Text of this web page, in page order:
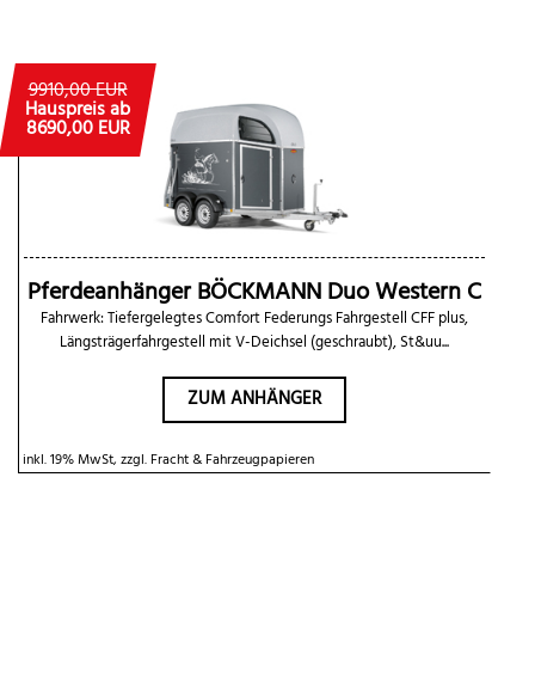
9910,00 EUR
Hauspreis ab
8690,00 EUR
Pferdeanhänger BÖCKMANN Duo Western C
Fahrwerk: Tiefergelegtes Comfort Federungs Fahrgestell CFF plus,
Längsträgerfahrgestell mit V-Deichsel (geschraubt), St&uu...
ZUM ANHÄNGER
inkl. 19% MwSt, zzgl. Fracht & Fahrzeugpapieren